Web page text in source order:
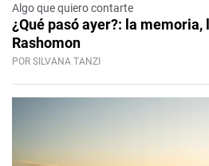
Algo que quiero contarte
¿Qué pasó ayer?: la
Rashomon
POR SILVANA TANZI